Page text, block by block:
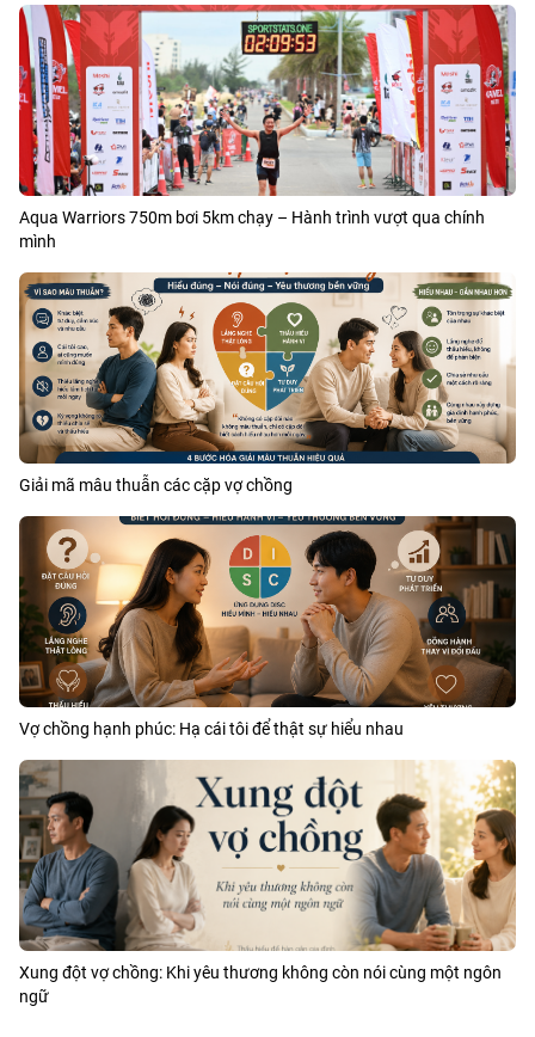
Aqua Warriors 750m bơi 5km chạy – Hành trình vượt qua chính
mình
Giải mã mâu thuẫn các cặp vợ chồng
Vợ chồng hạnh phúc: Hạ cái tôi để thật sự hiểu nhau
Xung đột vợ chồng: Khi yêu thương không còn nói cùng một ngôn
ngữ